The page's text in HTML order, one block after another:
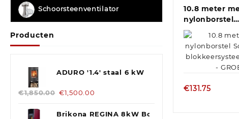
Schoorsteenventilator
Producten
ADURO '1.4' staal 6 kW
€1,850.00 €1,500.00
Brikona REGINA 8kW Bordeaux pelletkachel
10.8 meter
nylonborstel
Schoorsteen...
€131.75